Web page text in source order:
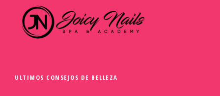
ULTIMOS CONSEJOS DE BELLEZA